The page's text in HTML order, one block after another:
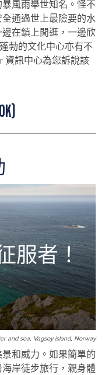
風雨舉世知名。怪不
通過世上最險要的水
在鎮上閒逛，一邊欣
勃的文化中心亦有不
資訊中心為您訴說該
服者！
and sea, Vagsoy island, Norway
和威力。如果簡單的
岸徒步旅行，親身體